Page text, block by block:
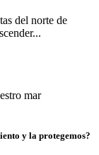
del norte de
y la protegemos?